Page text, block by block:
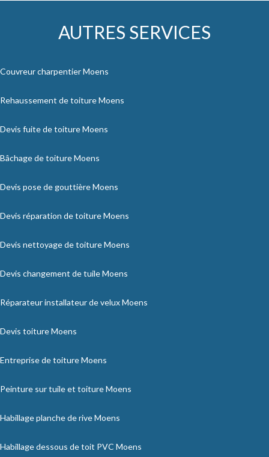
AUTRES SERVICES
Couvreur charpentier Moens
Rehaussement de toiture Moens
Devis fuite de toiture Moens
Bâchage de toiture Moens
Devis pose de gouttière Moens
Devis réparation de toiture Moens
Devis nettoyage de toiture Moens
Devis changement de tuile Moens
Réparateur installateur de velux Moens
Devis toiture Moens
Entreprise de toiture Moens
Peinture sur tuile et toiture Moens
Habillage planche de rive Moens
Habillage dessous de toit PVC Moens